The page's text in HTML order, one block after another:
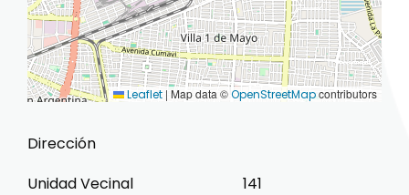
Leaflet | Map data ©OpenStreetMapcontributors
Dirección
Unidad Vecinal
141